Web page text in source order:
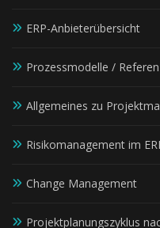
ERP-Anbieterübersicht
Prozessmodelle /
Allgemeines zu
Risikomanagement im
Change Management
Projektplanungszyklus